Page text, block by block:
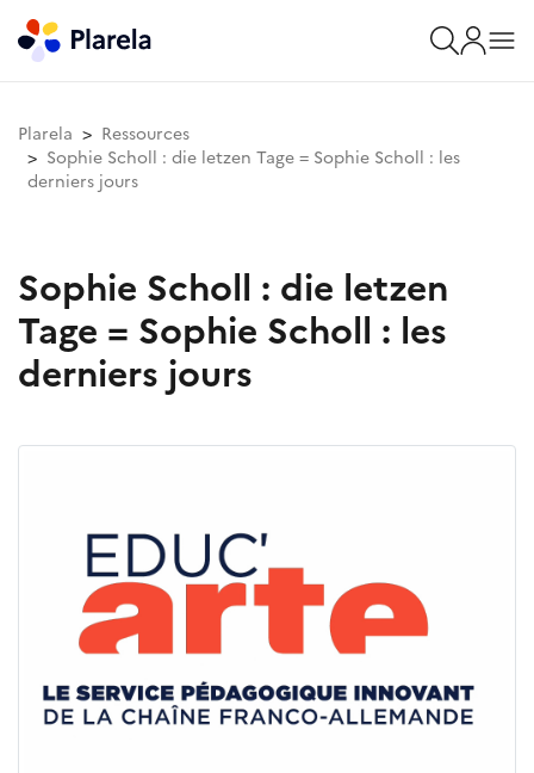
Plarela
Ressources
Sophie Scholl : die letzen Tage = Sophie Scholl : les
derniers jours
Sophie Scholl : die letzen
Tage = Sophie Scholl : les
derniers jours